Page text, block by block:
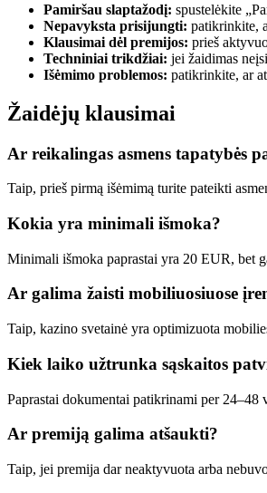
Pamiršau slaptažodį: spustelėkite
Nepavyksta prisijungti: patikrinkite,
Klausimai dėl premijos: prieš
Techniniai trikdžiai: jei žaidimas
Išėmimo problemos: patikrinkite, ar
Žaidėjų klausimai
Ar reikalingas asmens tapatybės
Taip, prieš pirmą išėmimą turite pateikti
Kokia yra minimali išmoka?
Minimali išmoka paprastai yra 20 EUR, bet
Ar galima žaisti mobiliuosiuose
Taip, kazino svetainė yra optimizuota
Kiek laiko užtrunka sąskaitos
Paprastai dokumentai patikrinami per 24–48
Ar premiją galima atšaukti?
Taip, jei premija dar neaktyvuota arba